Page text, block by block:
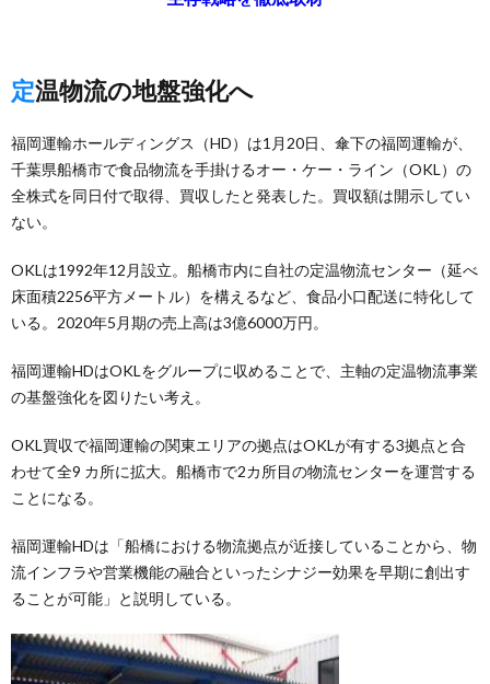
定温物流の地盤強化へ
福岡運輸ホールディングス（HD）は1月20日、傘下の福岡運輸が、
千葉県船橋市で食品物流を手掛けるオー・ケー・ライン（OKL）の
全株式を同日付で取得、買収したと発表した。買収額は開示してい
ない。
OKLは1992年12月設立。船橋市内に自社の定温物流センター（延べ
床面積2256平方メートル）を構えるなど、食品小口配送に特化して
いる。2020年5月期の売上高は3億6000万円。
福岡運輸HDはOKLをグループに収めることで、主軸の定温物流事業
の基盤強化を図りたい考え。
OKL買収で福岡運輸の関東エリアの拠点はOKLが有する3拠点と合
わせて全9 カ所に拡大。船橋市で2カ所目の物流センターを運営する
ことになる。
福岡運輸HDは「船橋における物流拠点が近接していることから、物
流インフラや営業機能の融合といったシナジー効果を早期に創出す
ることが可能」と説明している。